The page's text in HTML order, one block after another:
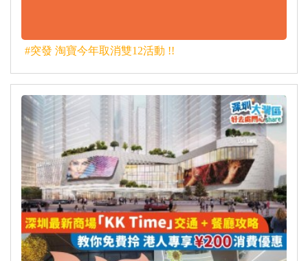
#突發 淘寶今年取消雙12活動 !!